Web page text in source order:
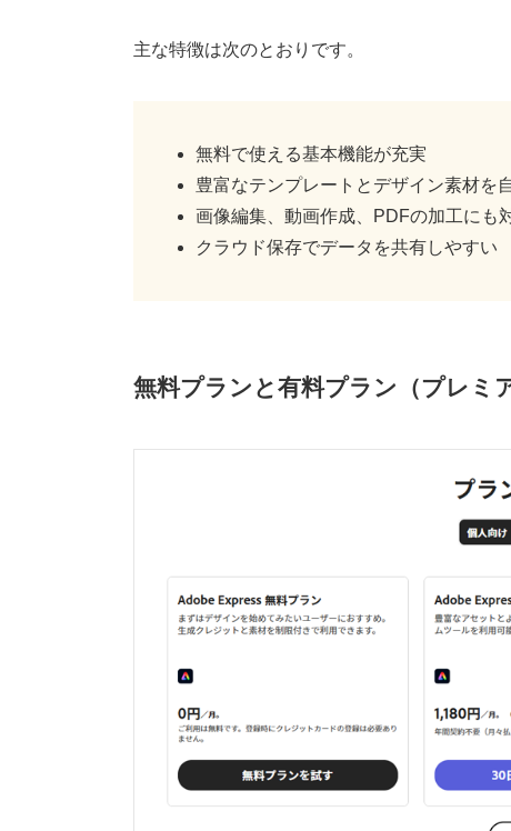
主な特徴は次のとおりです。
無料で使える基本機能が充実
豊富なテンプレートとデザイン素材を
画像編集、動画作成、PDFの加工にも
クラウド保存でデータを共有しやすい
無料プランと有料プラン（プレミ